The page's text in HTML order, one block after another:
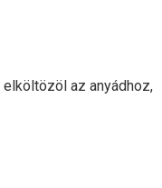
az anyádhoz,